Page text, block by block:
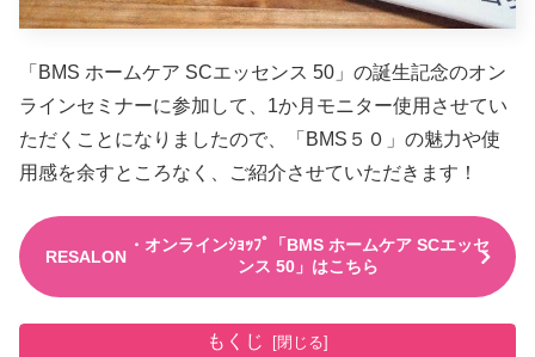
「BMS ホームケア SCエッセンス 50」の誕生記念のオン
ラインセミナーに参加して、1か月モニター使用させてい
ただくことになりましたので、「BMS５０」の魅力や使
用感を余すところなく、ご紹介させていただきます！
RESALON
・オンラインｼｮｯﾌﾟ「BMS ホームケア SCエッセ
ンス 50」はこちら
もくじ